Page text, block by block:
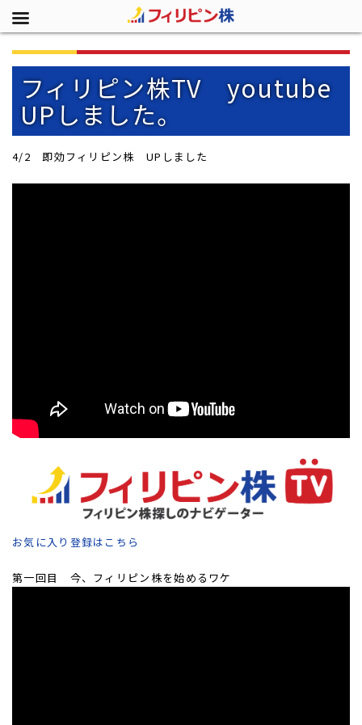
フィリピン株TV youtube
UPしました。
4/2 即効フィリピン株 UPしました
お気に入り登録はこちら
第一回目 今、フィリピン株を始めるワケ